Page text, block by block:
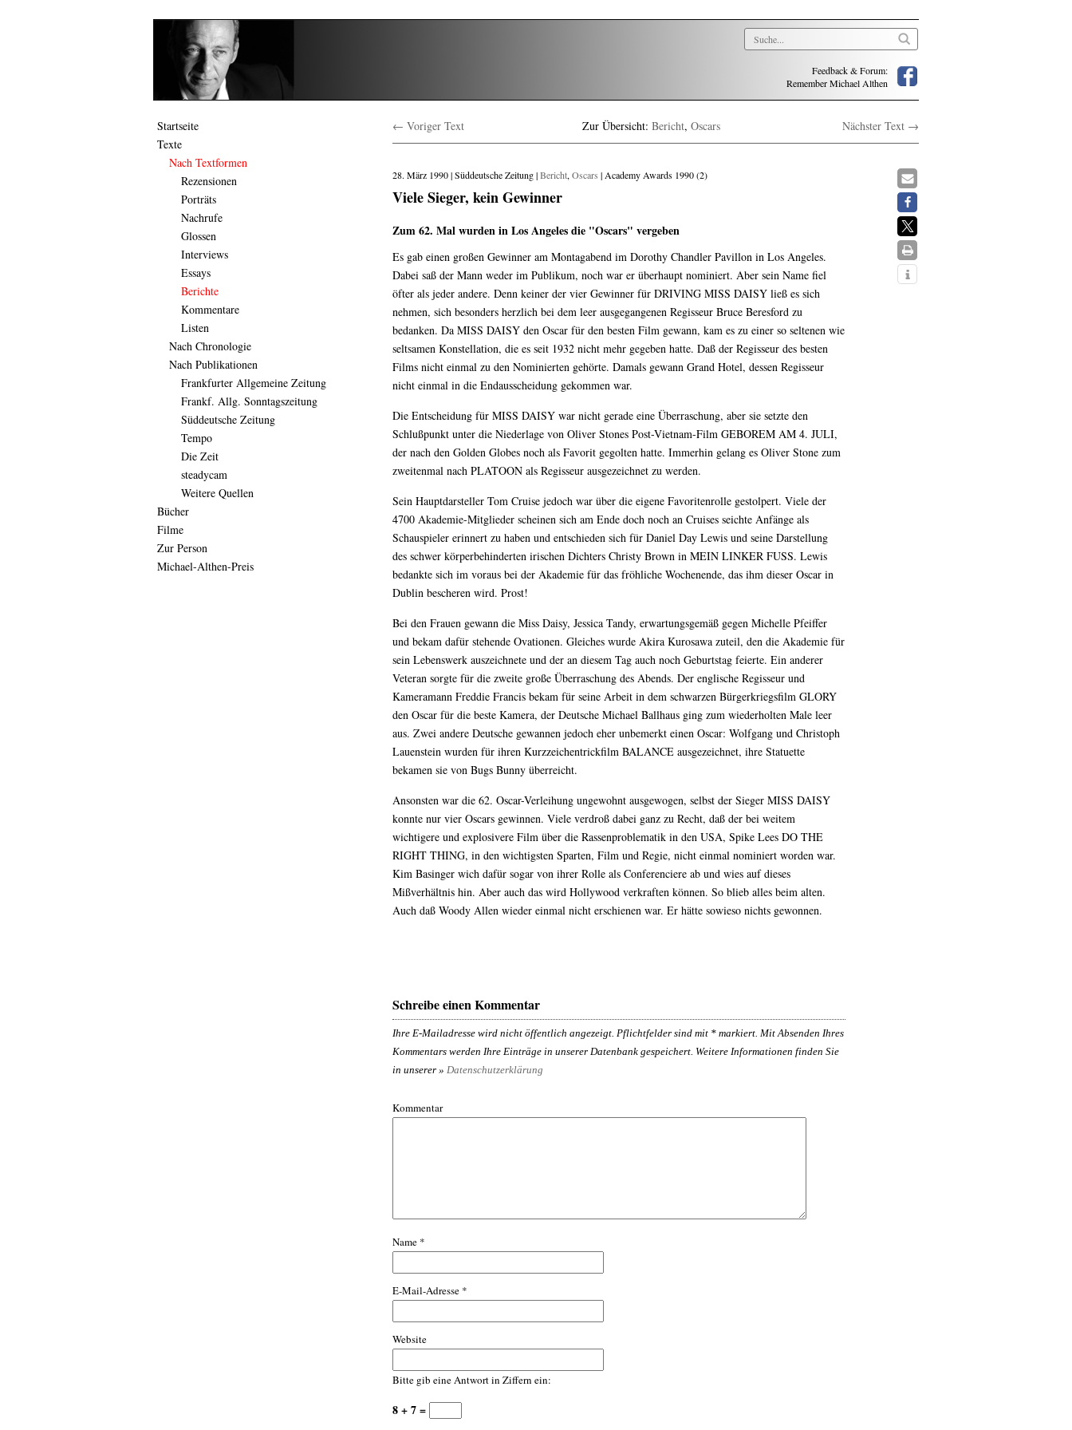
Feedback & Forum:
Remember Michael Althen
Startseite
Texte
Nach Textformen
Rezensionen
Porträts
Nachrufe
Glossen
Interviews
Essays
Berichte
Kommentare
Listen
Nach Chronologie
Nach Publikationen
Frankfurter Allgemeine Zeitung
Frankf. Allg. Sonntagszeitung
Süddeutsche Zeitung
Tempo
Die Zeit
steadycam
Weitere Quellen
Bücher
Filme
Zur Person
Michael-Althen-Preis
← Voriger Text Zur Übersicht: Bericht, Oscars Nächster Text →
28. März 1990 | Süddeutsche Zeitung |Bericht, Oscars | Academy Awards 1990 (2)
Viele Sieger, kein Gewinner
Zum 62. Mal wurden in Los Angeles die "Oscars" vergeben
Es gab einen großen Gewinner am Montagabend im Dorothy Chandler Pavillon in Los Angeles.
Dabei saß der Mann weder im Publikum, noch war er überhaupt nominiert. Aber sein Name fiel
öfter als jeder andere. Denn keiner der vier Gewinner für DRIVING MISS DAISY ließ es sich
nehmen, sich besonders herzlich bei dem leer ausgegangenen Regisseur Bruce Beresford zu
bedanken. Da MISS DAISY den Oscar für den besten Film gewann, kam es zu einer so seltenen wie
seltsamen Konstellation, die es seit 1932 nicht mehr gegeben hatte. Daß der Regisseur des besten
Films nicht einmal zu den Nominierten gehörte. Damals gewann Grand Hotel, dessen Regisseur
nicht einmal in die Endausscheidung gekommen war.
Die Entscheidung für MISS DAISY war nicht gerade eine Überraschung, aber sie setzte den
Schlußpunkt unter die Niederlage von Oliver Stones Post-Vietnam-Film GEBOREM AM 4. JULI,
der nach den Golden Globes noch als Favorit gegolten hatte. Immerhin gelang es Oliver Stone zum
zweitenmal nach PLATOON als Regisseur ausgezeichnet zu werden.
Sein Hauptdarsteller Tom Cruise jedoch war über die eigene Favoritenrolle gestolpert. Viele der
4700 Akademie-Mitglieder scheinen sich am Ende doch noch an Cruises seichte Anfänge als
Schauspieler erinnert zu haben und entschieden sich für Daniel Day Lewis und seine Darstellung
des schwer körperbehinderten irischen Dichters Christy Brown in MEIN LINKER FUSS. Lewis
bedankte sich im voraus bei der Akademie für das fröhliche Wochenende, das ihm dieser Oscar in
Dublin bescheren wird. Prost!
Bei den Frauen gewann die Miss Daisy, Jessica Tandy, erwartungsgemäß gegen Michelle Pfeiffer
und bekam dafür stehende Ovationen. Gleiches wurde Akira Kurosawa zuteil, den die Akademie für
sein Lebenswerk auszeichnete und der an diesem Tag auch noch Geburtstag feierte. Ein anderer
Veteran sorgte für die zweite große Überraschung des Abends. Der englische Regisseur und
Kameramann Freddie Francis bekam für seine Arbeit in dem schwarzen Bürgerkriegsfilm GLORY
den Oscar für die beste Kamera, der Deutsche Michael Ballhaus ging zum wiederholten Male leer
aus. Zwei andere Deutsche gewannen jedoch eher unbemerkt einen Oscar: Wolfgang und Christoph
Lauenstein wurden für ihren Kurzzeichentrickfilm BALANCE ausgezeichnet, ihre Statuette
bekamen sie von Bugs Bunny überreicht.
Ansonsten war die 62. Oscar-Verleihung ungewohnt ausgewogen, selbst der Sieger MISS DAISY
konnte nur vier Oscars gewinnen. Viele verdroß dabei ganz zu Recht, daß der bei weitem
wichtigere und explosivere Film über die Rassenproblematik in den USA, Spike Lees DO THE
RIGHT THING, in den wichtigsten Sparten, Film und Regie, nicht einmal nominiert worden war.
Kim Basinger wich dafür sogar von ihrer Rolle als Conferenciere ab und wies auf dieses
Mißverhältnis hin. Aber auch das wird Hollywood verkraften können. So blieb alles beim alten.
Auch daß Woody Allen wieder einmal nicht erschienen war. Er hätte sowieso nichts gewonnen.
Schreibe einen Kommentar
Ihre E-Mailadresse wird nicht öffentlich angezeigt. Pflichtfelder sind mit * markiert. Mit Absenden Ihres
Kommentars werden Ihre Einträge in unserer Datenbank gespeichert. Weitere Informationen finden Sie
in unserer » Datenschutzerklärung
Kommentar
Name *
E-Mail-Adresse *
Website
Bitte gib eine Antwort in Ziffern ein:
8 + 7 =